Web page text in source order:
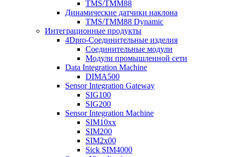
TMS/TMM88
Динамические датчики наклона
TMS/TMM88 Dynamic
Интеграционные продукты
4Dpro-Соединительные изделия
Соединительные модули
Модули промышленной сети
Data Integration Machine
DIMA500
Sensor Integration Gateway
SIG100
SIG200
Sensor Integration Machine
SIM10xx
SIM200
SIM2x00
Sick SIM4000